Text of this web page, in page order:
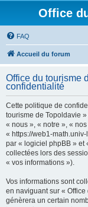
Office
FAQ
Accueil du forum
Office du tourisme
confidentialité
Cette politique de
tourisme de Topoldavie
« nous », « notre », «
« https://web1-
par « logiciel phpBB » et
collectées lors des
« vos informations »).
Vos informations sont
en naviguant sur «
génèrera un certain